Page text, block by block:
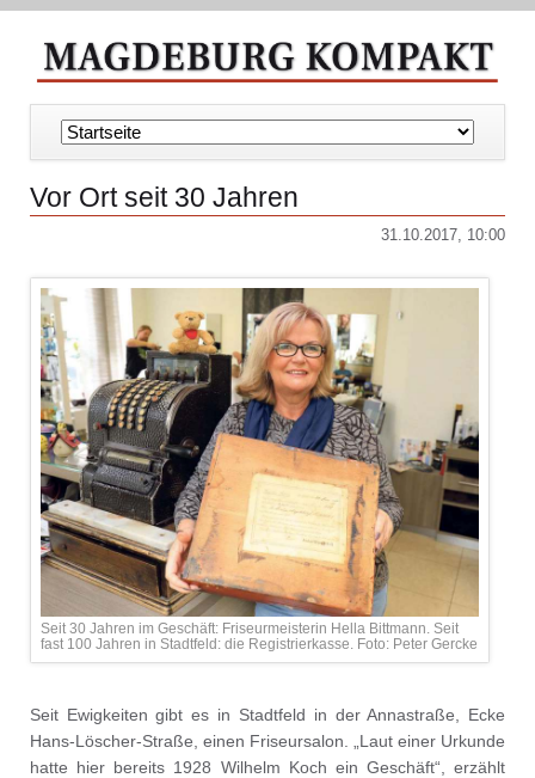
Navigation
überspringen
Vor Ort seit 30 Jahren
31.10.2017, 10:00
Seit 30 Jahren im Geschäft: Friseurmeisterin Hella Bittmann. Seit
fast 100 Jahren in Stadtfeld: die Registrierkasse. Foto: Peter Gercke
Seit Ewigkeiten gibt es in Stadtfeld in der Annastraße, Ecke
Hans-Löscher-Straße, einen Friseursalon. „Laut einer Urkunde
hatte hier bereits 1928 Wilhelm Koch ein Geschäft“, erzählt